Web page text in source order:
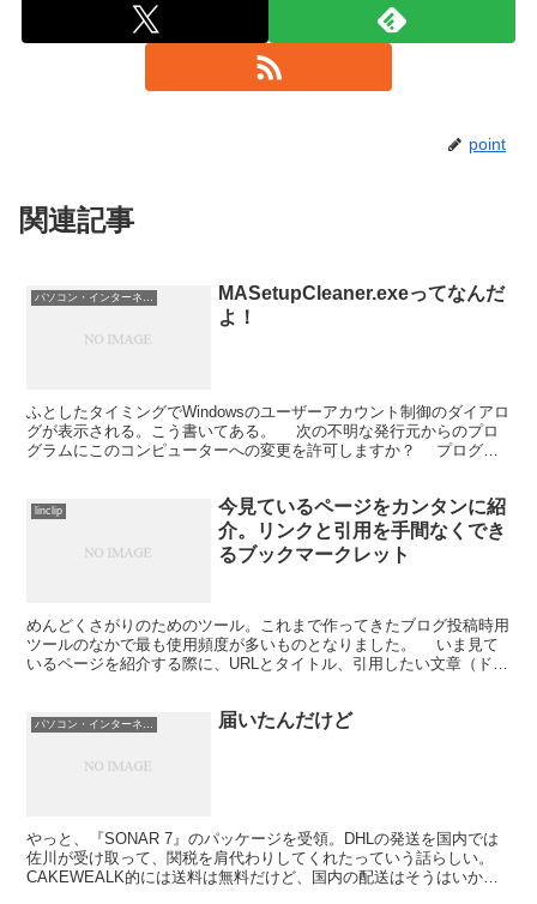
point
関連記事
パソコン・インターネット
MASetupCleaner.exeってなんだ
よ！
ふとしたタイミングでWindowsのユーザーアカウント制御のダイアロ
グが表示される。こう書いてある。 次の不明な発行元からのプロ
グラムにこのコンピューターへの変更を許可しますか？ プログラ
linclip
今見ているページをカンタンに紹
介。リンクと引用を手間なくでき
るブックマークレット
めんどくさがりのためのツール。これまで作ってきたブログ投稿時用
ツールのなかで最も使用頻度が多いものとなりました。 いま見て
いるページを紹介する際に、URLとタイトル、引用したい文章（ドラ
パソコン・インターネット 届いたんだけど
やっと、『SONAR 7』のパッケージを受領。DHLの発送を国内では
佐川が受け取って、関税を肩代わりしてくれたっていう話らしい。
CAKEWEALK的には送料は無料だけど、国内の配送はそうはいかな